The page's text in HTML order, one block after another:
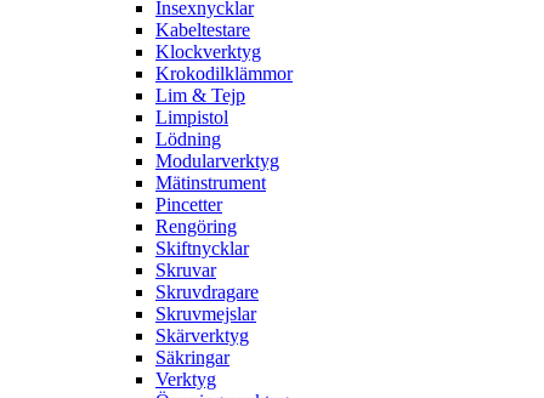
Insexnycklar
Kabeltestare
Klockverktyg
Krokodilklämmor
Lim & Tejp
Limpistol
Lödning
Modularverktyg
Mätinstrument
Pincetter
Rengöring
Skiftnycklar
Skruvar
Skruvdragare
Skruvmejslar
Skärverktyg
Säkringar
Verktyg